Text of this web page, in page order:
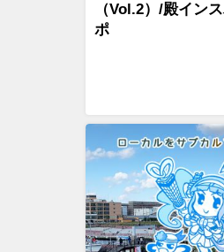
（Vol.2）/殿イン
ポ